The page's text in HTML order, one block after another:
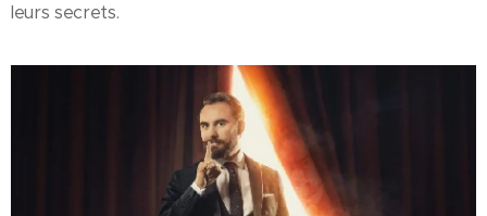
leurs secrets.